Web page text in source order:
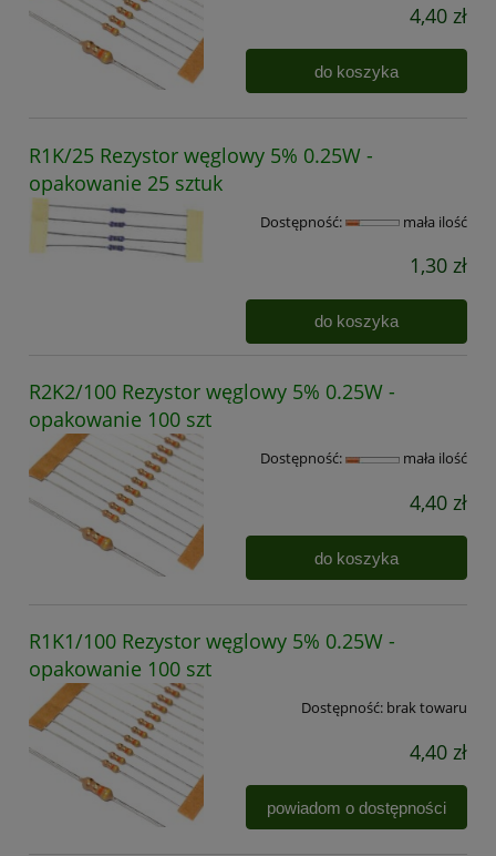
4,40 zł
do koszyka
R1K/25 Rezystor węglowy 5% 0.25W -
opakowanie 25 sztuk
Dostępność: mała ilość
1,30 zł
do koszyka
R2K2/100 Rezystor węglowy 5% 0.25W -
opakowanie 100 szt
Dostępność: mała ilość
4,40 zł
do koszyka
R1K1/100 Rezystor węglowy 5% 0.25W -
opakowanie 100 szt
Dostępność: brak towaru
4,40 zł
powiadom o dostępności